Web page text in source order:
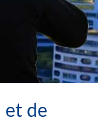
et de